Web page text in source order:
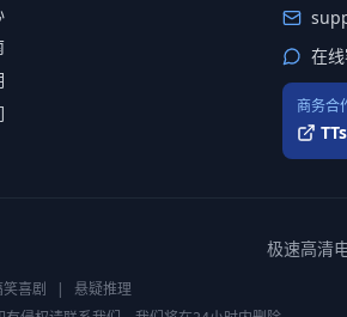
在
商务
极速高清
笑喜剧 |
悬疑推理